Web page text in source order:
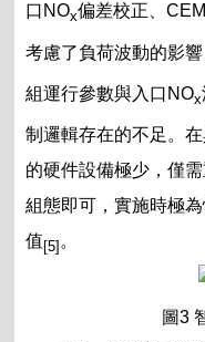
口NOx偏差校正、
考慮了負荷波動的影
組運行參數與入口NOx
制邏輯存在的不足。
的硬件設備極少，僅
組態即可，實施時極
值 [5] 。
圖3